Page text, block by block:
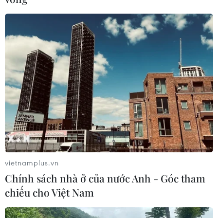
#Tin kinh tế
#Tin hot #Tin nóng
#Tin mới nhận
Tp. Hồ Chí Minh
Theo dõi VietnamPlus
TIN LIÊN QUAN
vietnamplus.vn
Chính sách nhà ở của nước Anh - Góc tham
chiếu cho Việt Nam